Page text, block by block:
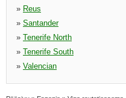
» Reus
» Santander
» Tenerife North
» Tenerife South
» Valencian